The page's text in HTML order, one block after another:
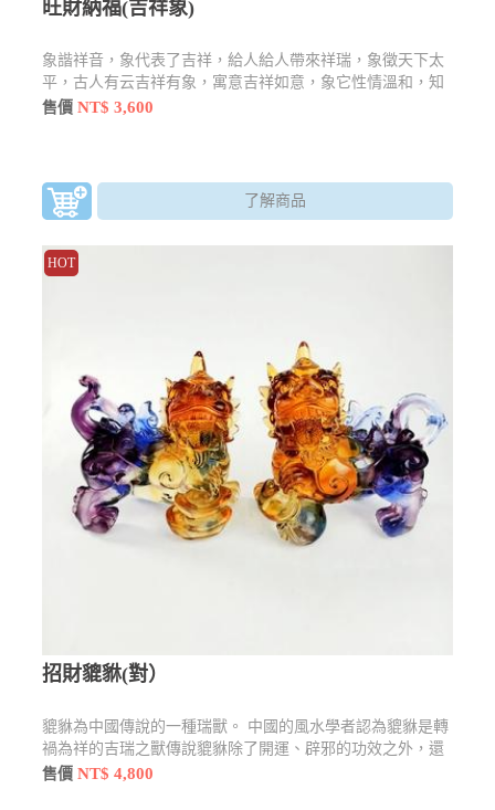
旺財納福(吉祥象)
象諧祥音，象代表了吉祥，給人給人帶來祥瑞，象徵天下太
平，古人有云吉祥有象，寓意吉祥如意，象它性情溫和，知
恩圖報。而在泰國來說是招財的象徵。
售價NT$ 3,600
了解商品
HOT
招財貔貅(對）
貔貅為中國傳說的一種瑞獸。 中國的風水學者認為貔貅是轉
禍為祥的吉瑞之獸傳說貔貅除了開運、辟邪的功效之外，還
有鎮宅、化太歲等作用。
售價NT$ 4,800